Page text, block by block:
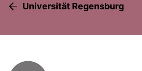
Universität Regensburg